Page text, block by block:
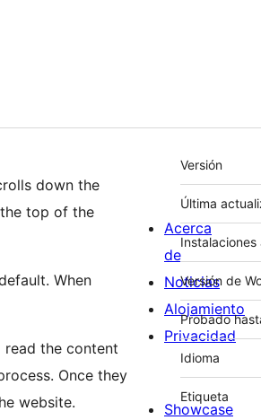
down the
top of the
When
the content
Once they
website.
Meta
Versión
Última
Versión de
Probado
Idioma
Etiqueta
Acerca
de
Noticias
Alojamiento
Privacidad
Showcase